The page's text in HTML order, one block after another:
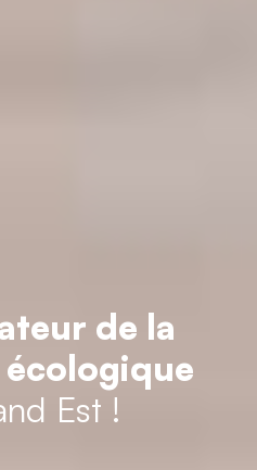
de la
Est !